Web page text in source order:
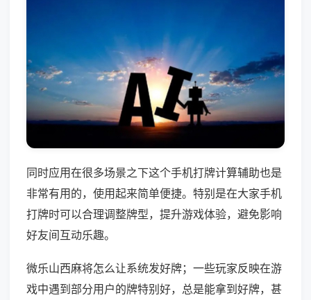
同时应用在很多场景之下这个手机打牌计算辅助也是
非常有用的，使用起来简单便捷。特别是在大家手机
打牌时可以合理调整牌型，提升游戏体验，避免影响
好友间互动乐趣。
微乐山西麻将怎么让系统发好牌；一些玩家反映在游
戏中遇到部分用户的牌特别好，总是能拿到好牌，甚